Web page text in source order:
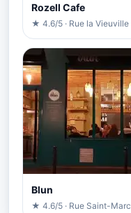
Rozell Cafe
★ 4.6/5 · Rue la Vieuville
Blun
★ 4.6/5 · Rue Saint-Marc